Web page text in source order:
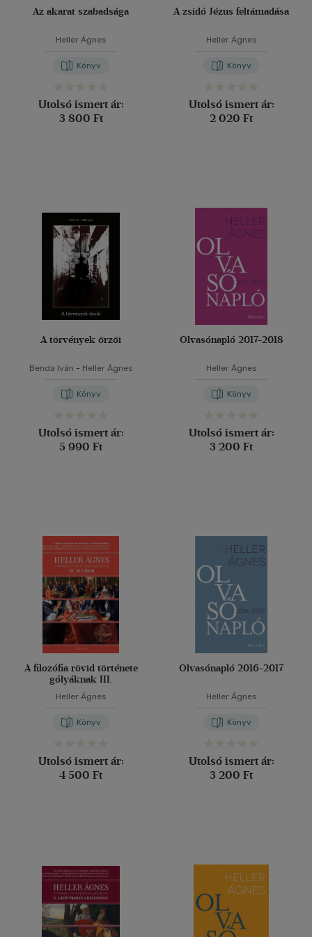
Az akarat szabadsága
Heller Ágnes
Könyv
Utolsó ismert ár:
3 800 Ft
A zsidó Jézus feltámadása
Heller Ágnes
Könyv
Utolsó ismert ár:
2 020 Ft
A törvények őrzői
Benda Iván - Heller Ágnes
Könyv
Utolsó ismert ár:
5 990 Ft
Olvasónapló 2017-2018
Heller Ágnes
Könyv
Utolsó ismert ár:
3 200 Ft
A filozófia rövid története
gólyáknak III.
Heller Ágnes
Könyv
Utolsó ismert ár:
4 500 Ft
Olvasónapló 2016-2017
Heller Ágnes
Könyv
Utolsó ismert ár:
3 200 Ft